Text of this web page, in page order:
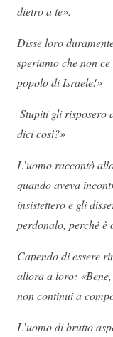
dietro a te».
Disse loro
speriamo che non
popolo di Israele!»
Stupiti gli risposero
dici così?»
L’uomo raccontò
quando aveva
insistettero e gli
perdonalo, perché è
Capendo di essere
allora a loro:
non continui a
L’uomo di brutto